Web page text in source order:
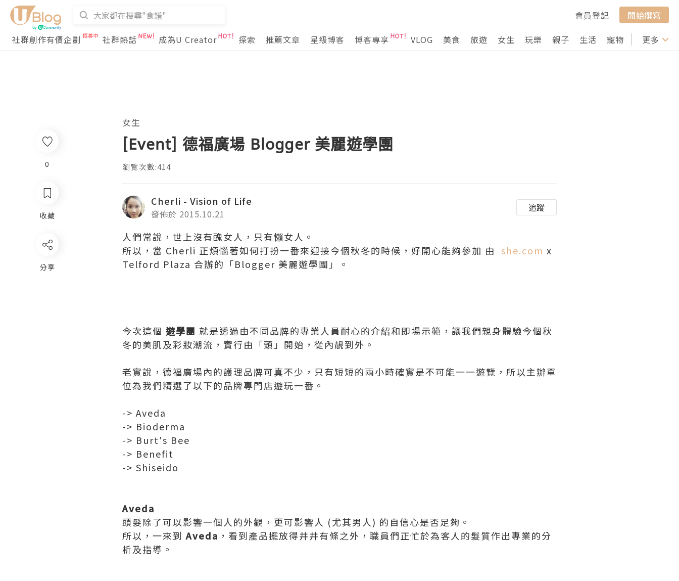
會員登記
開始撰寫
社群創作有價企劃
社群熱話 成為U Creator 探索 推薦文章 星級博客 博客專享 VLOG 美食 旅遊 女生 玩樂 親子 生活 寵物 行山 打卡
更多
0
收藏
分享
女生
[Event] 德福廣場 Blogger 美麗遊學團
瀏覽次數:414
Cherli - Vision of Life
發佈於 2015.10.21
追蹤
人們常說，世上沒有醜女人，只有懶女人。
所以，當 Cherli 正煩惱著如何打扮一番來迎接今個秋冬的時候，好開心能夠參加 由 she.com x
Telford Plaza 合辦的「Blogger 美麗遊學團」。
今次這個 遊學團 就是透過由不同品牌的專業人員耐心的介紹和即場示範，讓我們親身體驗今個秋
冬的美肌及彩妝潮流，實行由「頭」開始，從內靚到外。
老實說，德福廣場內的護理品牌可真不少，只有短短的兩小時確實是不可能一一遊覽，所以主辦單
位為我們精選了以下的品牌專門店遊玩一番。
-> Aveda
-> Bioderma
-> Burt's Bee
-> Benefit
-> Shiseido
Aveda
頭髮除了可以影響一個人的外觀，更可影響人 (尤其男人) 的自信心是否足夠。
所以，一來到Aveda ，看到產品擺放得井井有條之外，職員們正忙於為客人的髮質作出專業的分
析及指導。